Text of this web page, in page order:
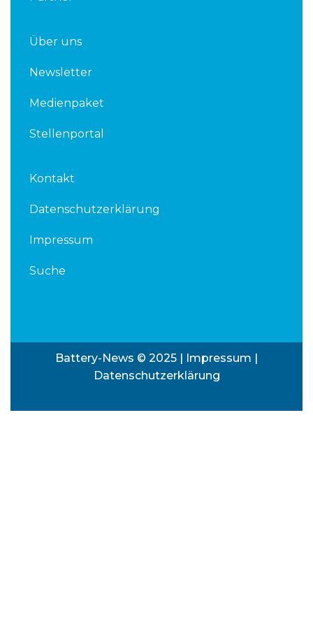
Über uns
Newsletter
Medienpaket
Stellenportal
Kontakt
Datenschutzerklärung
Impressum
Suche
Battery-News © 2025 | Impressum |
Datenschutzerklärung